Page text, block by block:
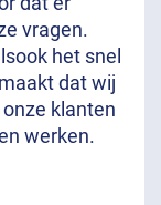
vragen.
het snel
dat wij
klanten
werken.